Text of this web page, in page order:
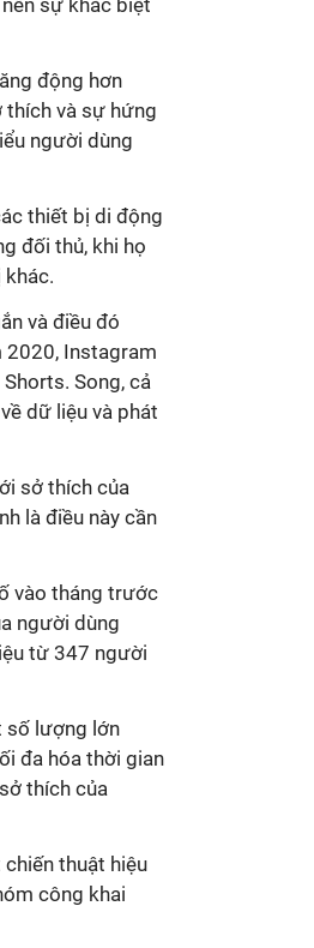
sự khác biệt
động hơn
thích và sự hứng
người dùng
thiết bị di động
đối thủ, khi họ
và điều đó
2020, Instagram
Song, cả
dữ liệu và phát
sở thích của
là điều này cần
vào tháng trước
người dùng
từ 347 người
số lượng lớn
đa hóa thời gian
thích của
thuật hiệu
công khai